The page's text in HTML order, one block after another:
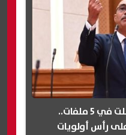
إيهاب منصور: الحكومة فشلت في 5 ملفات..
رأس أولويات